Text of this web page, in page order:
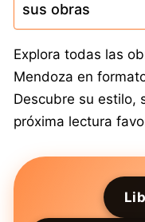
sus obras
Explora todas las
Mendoza en
Descubre su estilo,
próxima lectura